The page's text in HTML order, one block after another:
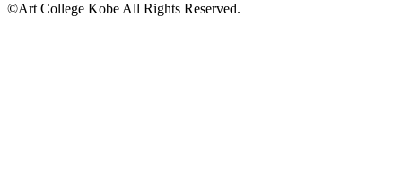
©Art College Kobe All Rights Reserved.